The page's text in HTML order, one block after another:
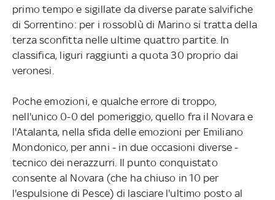
primo tempo e sigillate da diverse parate salvifiche
di Sorrentino: per i rossoblù di Marino si tratta della
terza sconfitta nelle ultime quattro partite. In
classifica, liguri raggiunti a quota 30 proprio dai
veronesi.
Poche emozioni, e qualche errore di troppo,
nell'unico 0-0 del pomeriggio, quello fra il Novara e
l'Atalanta, nella sfida delle emozioni per Emiliano
Mondonico, per anni - in due occasioni diverse -
tecnico dei nerazzurri. Il punto conquistato
consente al Novara (che ha chiuso in 10 per
l'espulsione di Pesce) di lasciare l'ultimo posto al